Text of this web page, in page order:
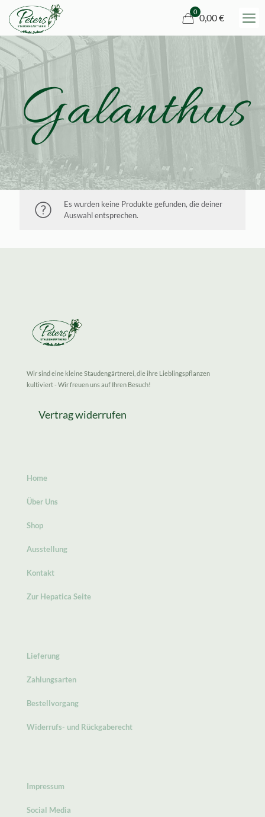
0
0,00 €
Galanthus
Es wurden keine Produkte gefunden, die deiner
Auswahl entsprechen.
Wir sind eine kleine Staudengärtnerei, die ihre Lieblingspflanzen
kultiviert - Wir freuen uns auf Ihren Besuch!
Vertrag widerrufen
Home
Über Uns
Shop
Ausstellung
Kontakt
Zur Hepatica Seite
Lieferung
Zahlungsarten
Bestellvorgang
Widerrufs- und Rückgaberecht
Impressum
Social Media